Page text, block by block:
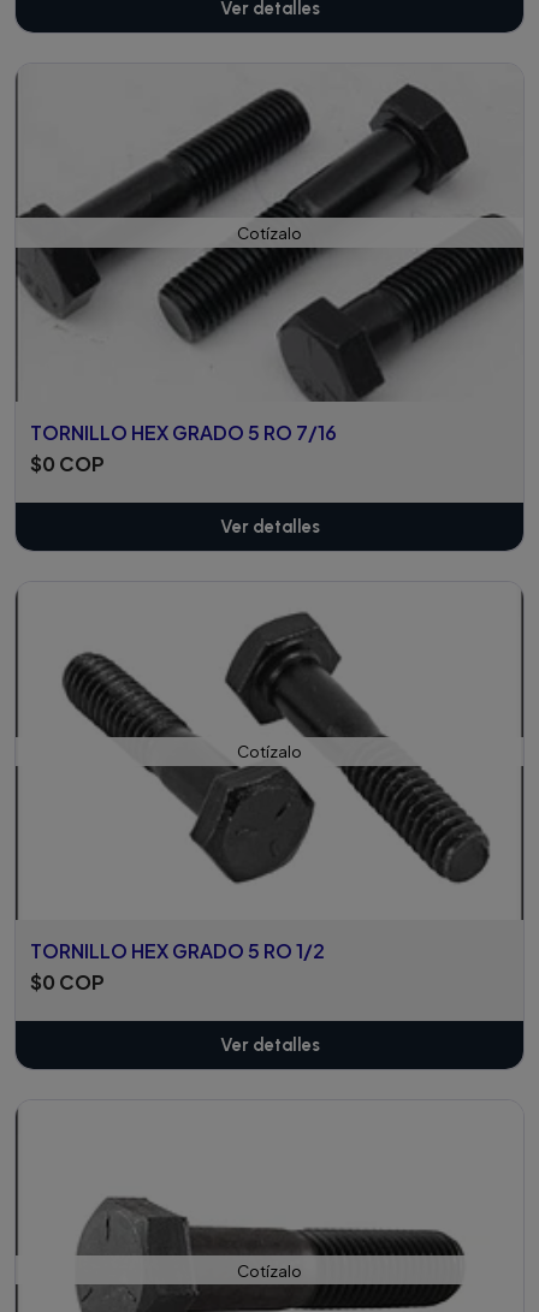
Ver detalles
Cotízalo
TORNILLO HEX GRADO 5 RO 7/16
$0 COP
Ver detalles
Cotízalo
TORNILLO HEX GRADO 5 RO 1/2
$0 COP
Ver detalles
Cotízalo